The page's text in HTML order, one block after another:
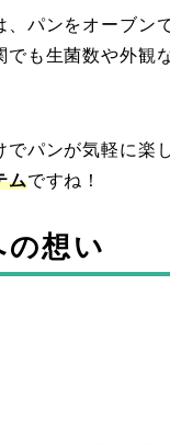
パンをオーブン
も生菌数や外観
パンが気軽に楽
ムですね！
想い